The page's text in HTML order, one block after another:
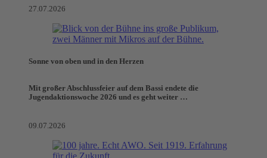
27.07.2026
Sonne von oben und in den Herzen
Mit großer Abschlussfeier auf dem Bassi endete die
Jugendaktionswoche 2026 und es geht weiter …
09.07.2026